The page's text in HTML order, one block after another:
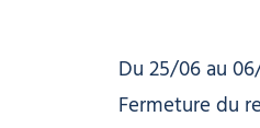
Du 25/06 au
Fermeture du